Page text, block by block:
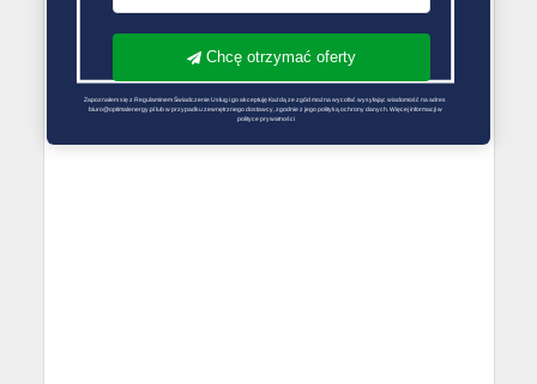
Chcę otrzymać oferty
Zapoznałem się z Regulaminem Świadczenie Usług i go akceptuję Każdą ze zgód można wycofać wysyłając wiadomość na adres
biuro@optimalenergy.pl lub w przypadku zewnętrznego dostawcy, zgodnie z jego polityką ochrony danych. Więcej informacji w
polityce prywatności